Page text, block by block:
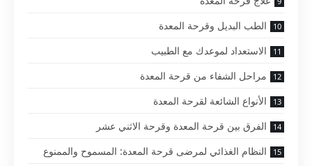
الطب البديل وقرحة المعدة
الاستعداد لموعدك مع الطبيب
مراحل الشفاء من قرحة المعدة
الأنواع الشائعة لقرحة المعدة
الفرق بين قرحة المعدة وقرحة الاثني عشر
النظام الغذائي لمرضى قرحة المعدة: المسموح والممنوع